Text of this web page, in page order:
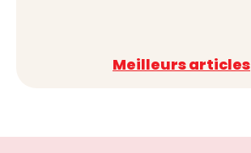
Meilleurs articles